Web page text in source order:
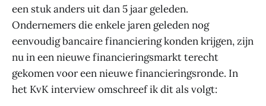
een stuk anders uit dan 5 jaar geleden.
Ondernemers die enkele jaren geleden nog
eenvoudig bancaire financiering konden krijgen, zijn
nu in een nieuwe financieringsmarkt terecht
gekomen voor een nieuwe financieringsronde. In
het KvK interview omschreef ik dit als volgt: